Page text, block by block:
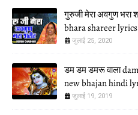
गुरुजी मेरा अवगुण भरा
bhara shareer lyrics
जुलाई 25, 2020
डम डम डमरू वाला
new bhajan hindi
जुलाई 19, 2019